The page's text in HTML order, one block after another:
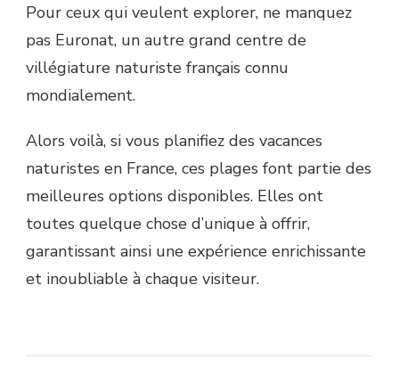
Pour ceux qui veulent explorer, ne manquez
pas Euronat, un autre grand centre de
villégiature naturiste français connu
mondialement.
Alors voilà, si vous planifiez des vacances
naturistes en France, ces plages font partie des
meilleures options disponibles. Elles ont
toutes quelque chose d’unique à offrir,
garantissant ainsi une expérience enrichissante
et inoubliable à chaque visiteur.